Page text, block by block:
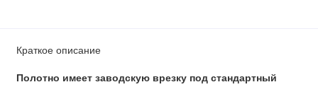
Краткое описание
Полотно имеет заводскую врезку под стандартный